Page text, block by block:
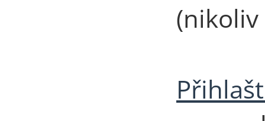
(nikoliv